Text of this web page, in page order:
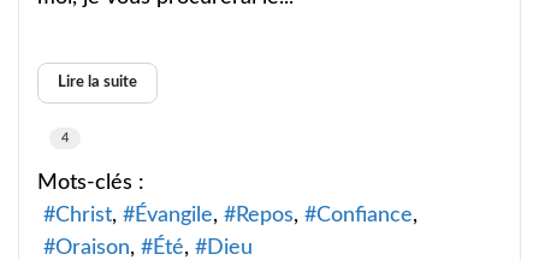
Lire la suite
4
Mots-clés :
Christ
Évangile Repos
Confiance
Oraison
Été Dieu